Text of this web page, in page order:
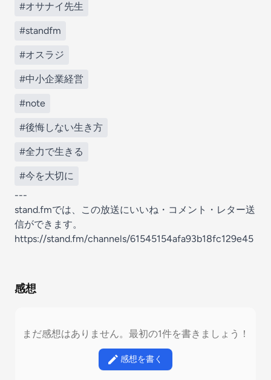
#オサナイ先生
#standfm
#オスラジ
#中小企業経営
#note
#後悔しない生き方
#全力で生きる
#今を大切に
---
stand.fmでは、この放送にいいね・コメント・レター送
信ができます。
https://stand.fm/channels/61545154afa93b18fc129e45
感想
まだ感想はありません。最初の1件を書きましょう！
感想を書く